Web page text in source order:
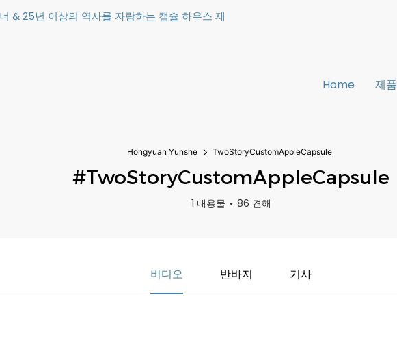
& 25년 이상의 역사를 자랑하는 캡슐 하우스 제
Home 제품
Hongyuan Yunshe TwoStoryCustomAppleCapsule
#TwoStoryCustomAppleCapsule
1 내용물 86 견해
비디오 반바지 기사